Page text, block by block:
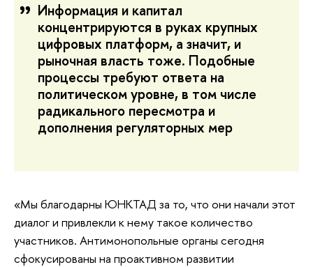
Информация и капитал
концентрируются в руках крупных
цифровых платформ, а значит, и
рыночная власть тоже. Подобные
процессы требуют ответа на
политическом уровне, в том числе
радикального пересмотра и
дополнения регуляторных мер
«Мы благодарны ЮНКТАД за то, что они начали этот
диалог и привлекли к нему такое количество
участников. Антимонопольные органы сегодня
сфокусированы на проактивном развитии